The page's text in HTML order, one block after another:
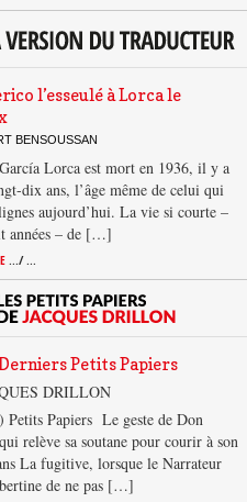
l’esseulé à Lorca le
BENSOUSSAN
Lorca est mort en 1936, il y a
dix ans, l’âge même de celui qui
aujourd’hui. La vie si courte –
années – de […]
.../ ...
Petits Papiers
DRILLON
Petits Papiers Le geste de Don
relève sa soutane pour courir à son
La fugitive, lorsque le Narrateur
de ne pas […]